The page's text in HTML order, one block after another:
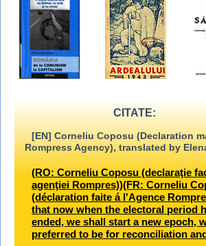
CITATE:
[EN] Corneliu Coposu (Declaration
Rompress Agency), translated by
(RO: Corneliu Coposu (declaraţie
agenţiei Rompres))(FR: Corneliu
(déclaration faite á l'Agence
that now when the electoral period
ended, we shall start a new epoch,
preferred to be for reconciliation